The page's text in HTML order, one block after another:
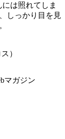
は照れてしま
しっかり目を見
）
マガジン